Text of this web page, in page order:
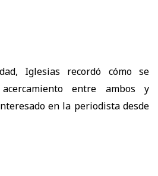
Iglesias recordó cómo se
entre ambos y
en la periodista desde